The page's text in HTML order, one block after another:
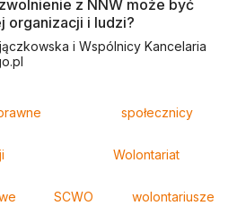
z NNW może być
organizacji i ludzi?
i Wspólnicy Kancelaria
społecznicy
Wolontariat
SCWO wolontariusze